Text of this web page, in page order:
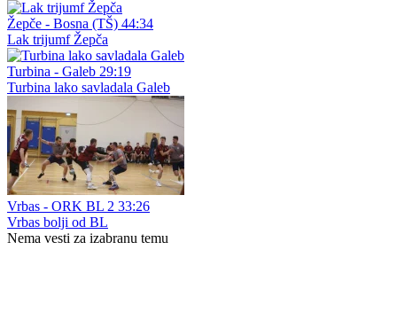
Žepče - Bosna (TŠ) 44:34
Lak trijumf Žepča
Turbina - Galeb 29:19
Turbina lako savladala Galeb
Vrbas - ORK BL 2 33:26
Vrbas bolji od BL
Nema vesti za izabranu temu